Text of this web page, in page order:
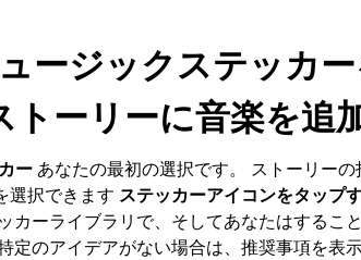
ージックステッカ
ーリーに音楽を追
ー あなたの最初の選択です。 ストーリー
選択できます ステッカーアイコンをタップ
カーライブラリで、そしてあなたはするこ
定のアイデアがない場合は、推奨事項を表